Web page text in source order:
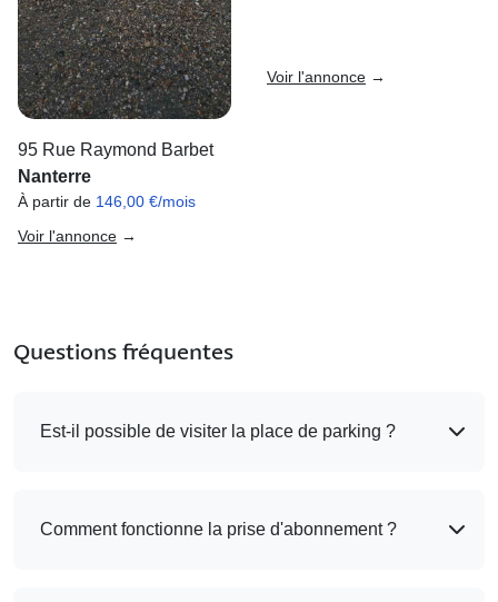
95 Rue Raymond Barbet
Nanterre
À partir de 146,00 €/mois
Voir l'annonce →
Voir l'annonce →
Questions fréquentes
Est-il possible de visiter la place de parking ?
Comment fonctionne la prise d'abonnement ?